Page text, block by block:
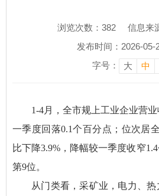
浏览次数： 382
信息来
发布时间：2026-05-
字号：
大 中
1-4月，全市规上工业企业营
一季度回落0.1个百分点；位次居
比下降3.9%，降幅较一季度收窄
第9位。
从门类看，采矿业，电力、